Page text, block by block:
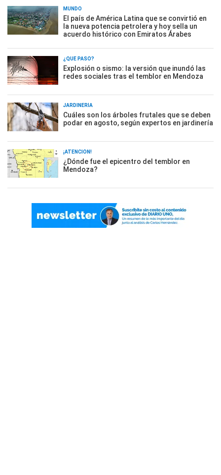
MUNDO
El país de América Latina que se convirtió en
la nueva potencia petrolera y hoy sella un
acuerdo histórico con Emiratos Árabes
¿QUÉ PASÓ?
Explosión o sismo: la versión que inundó las
redes sociales tras el temblor en Mendoza
JARDINERÍA
Cuáles son los árboles frutales que se deben
podar en agosto, según expertos en jardinería
¡ATENCIÓN!
¿Dónde fue el epicentro del temblor en
Mendoza?